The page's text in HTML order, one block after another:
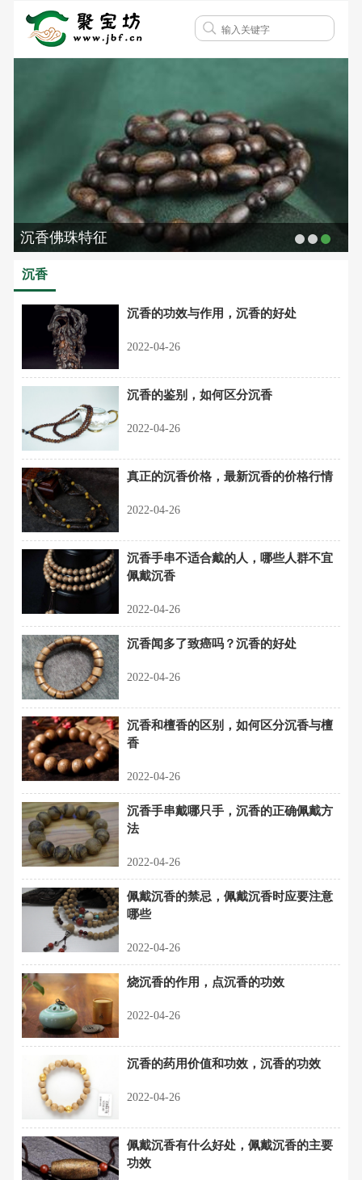
沉香佛珠特征
沉香
沉香的功效与作用，沉香的好处
2022-04-26
沉香的鉴别，如何区分沉香
2022-04-26
真正的沉香价格，最新沉香的价格行情
2022-04-26
沉香手串不适合戴的人，哪些人群不宜
佩戴沉香
2022-04-26
沉香闻多了致癌吗？沉香的好处
2022-04-26
沉香和檀香的区别，如何区分沉香与檀
香
2022-04-26
沉香手串戴哪只手，沉香的正确佩戴方
法
2022-04-26
佩戴沉香的禁忌，佩戴沉香时应要注意
哪些
2022-04-26
烧沉香的作用，点沉香的功效
2022-04-26
沉香的药用价值和功效，沉香的功效
2022-04-26
佩戴沉香有什么好处，佩戴沉香的主要
功效